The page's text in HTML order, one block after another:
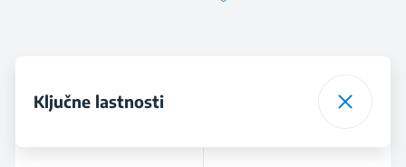
Ključne lastnosti